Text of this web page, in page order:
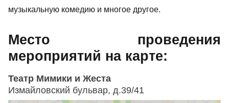
музыкальную комедию и многое другое.
Место проведения
мероприятий на карте:
Театр Мимики и Жеста
Измайловский бульвар, д.39/41